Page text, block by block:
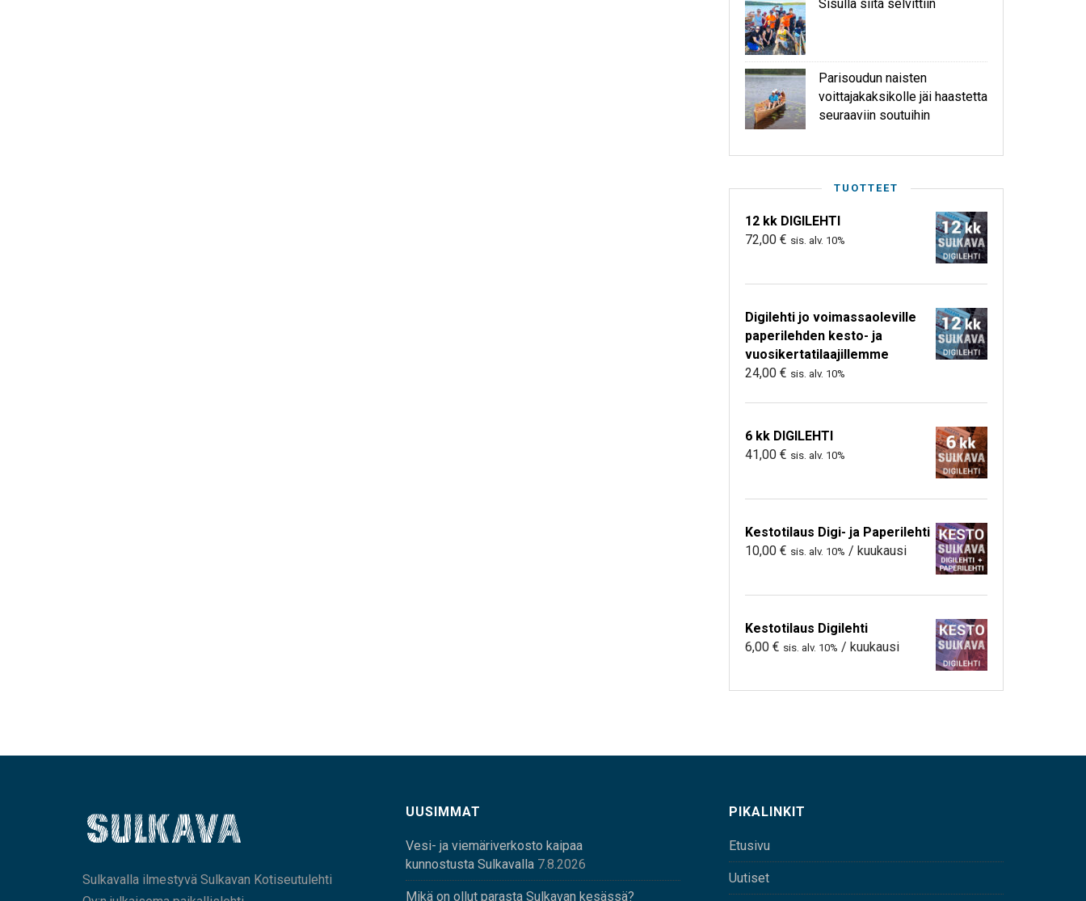
Sisulla siitä selvittiin
Parisoudun naisten
voittajakaksikolle jäi haastetta
seuraaviin soutuihin
TUOTTEET
12 kk DIGILEHTI
72,00 € sis. alv. 10%
Digilehti jo voimassaoleville
paperilehden kesto- ja
vuosikertatilaajillemme
24,00 € sis. alv. 10%
6 kk DIGILEHTI
41,00 € sis. alv. 10%
Kestotilaus Digi- ja Paperilehti
10,00 € sis. alv. 10% / kuukausi
Kestotilaus Digilehti
6,00 € sis. alv. 10% / kuukausi
Sulkavalla ilmestyvä Sulkavan Kotiseutulehti
UUSIMMAT
Vesi- ja viemäriverkosto kaipaa
kunnostusta Sulkavalla 7.8.2026
Mikä on ollut parasta Sulkavan kesässä?
PIKALINKIT
Etusivu
Uutiset